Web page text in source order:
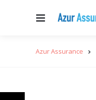
Menu
Azur Assurance